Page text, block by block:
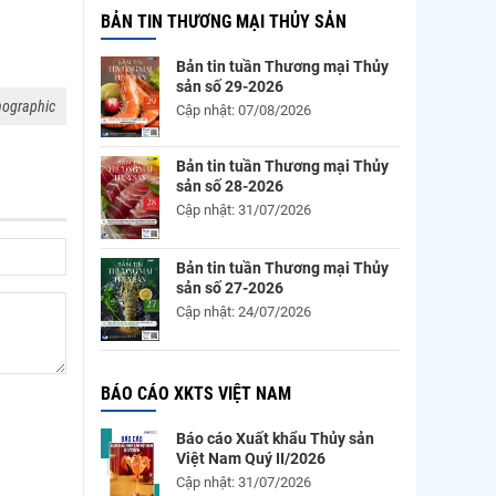
BẢN TIN THƯƠNG MẠI THỦY SẢN
Bản tin tuần Thương mại Thủy
sản số 29-2026
Cập nhật: 07/08/2026
Bản tin tuần Thương mại Thủy
sản số 28-2026
Cập nhật: 31/07/2026
Bản tin tuần Thương mại Thủy
sản số 27-2026
Cập nhật: 24/07/2026
BÁO CÁO XKTS VIỆT NAM
Báo cáo Xuất khẩu Thủy sản
Việt Nam Quý II/2026
Cập nhật: 31/07/2026